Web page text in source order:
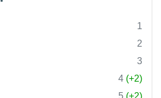
1
2
3
4 (+2)